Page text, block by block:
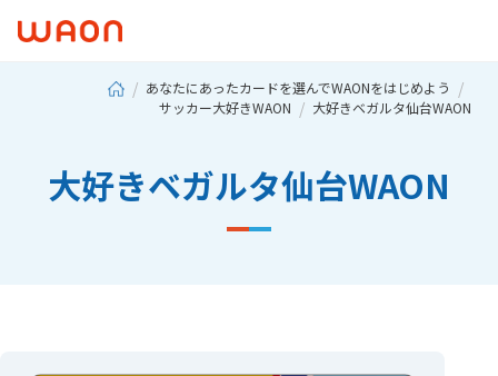
あなたにあったカードを選んでWAONをはじめよう
サッカー大好きWAON
大好きベガルタ仙台WAON
大好きベガルタ仙台WAON